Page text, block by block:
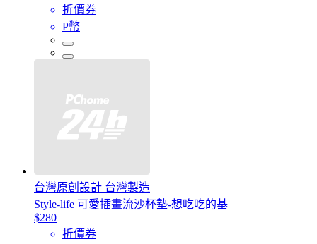
折價券
P幣
台灣原創設計 台灣製造
Style-life 可愛插畫流沙杯墊-想吃吃的基
$280
折價券